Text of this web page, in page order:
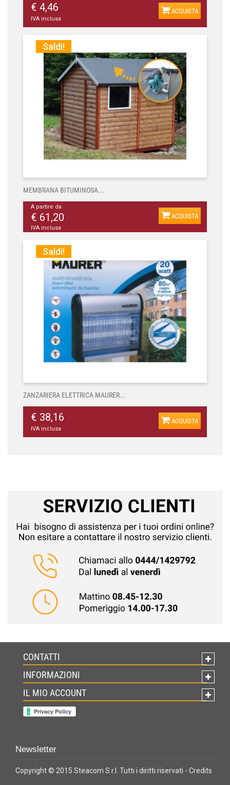
€ 4,46
IVA inclusa
ACQUISTA
Saldi!
MEMBRANA BITUMINOSA...
A partire da
€ 61,20
IVA inclusa
ACQUISTA
Saldi!
ZANZARIERA ELETTRICA MAURER...
€ 38,16
IVA inclusa
ACQUISTA
CONTATTI
INFORMAZIONI
IL MIO ACCOUNT
Newsletter
Copyright © 2015 Steacom S.r.l. Tutti i diritti riservati - Credits